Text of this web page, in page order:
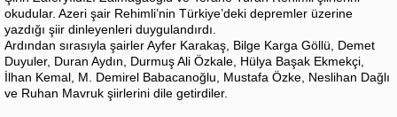
okudular. Azeri şair Rehimli’nin Türkiye’deki depremler üzerine
yazdığı şiir dinleyenleri duygulandırdı.
Ardından sırasıyla şairler Ayfer Karakaş, Bilge Karga Göllü, Demet
Duyuler, Duran Aydın, Durmuş Ali Özkale, Hülya Başak Ekmekçi,
İlhan Kemal, M. Demirel Babacanoğlu, Mustafa Özke, Neslihan Dağlı
ve Ruhan Mavruk şiirlerini dile getirdiler.